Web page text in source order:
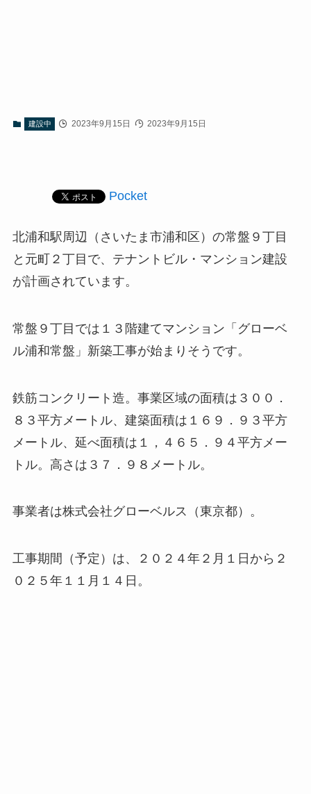
建設中 2023年9月15日 2023年9月15日
Pocket
北浦和駅周辺（さいたま市浦和区）の常盤９丁目
と元町２丁目で、テナントビル・マンション建設
が計画されています。
常盤９丁目では１３階建てマンション「グローベ
ル浦和常盤」新築工事が始まりそうです。
鉄筋コンクリート造。事業区域の面積は３００．
８３平方メートル、建築面積は１６９．９３平方
メートル、延べ面積は１，４６５．９４平方メー
トル。高さは３７．９８メートル。
事業者は株式会社グローベルス（東京都）。
工事期間（予定）は、２０２４年２月１日から２
０２５年１１月１４日。